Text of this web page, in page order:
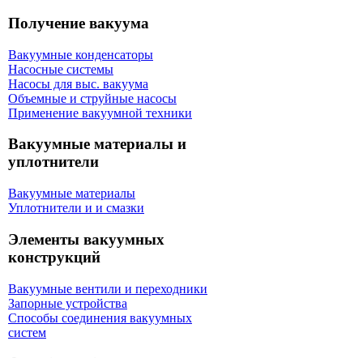
Получение вакуума
Вакуумные конденсаторы
Насосные системы
Насосы для выс. вакуума
Объемные и струйные насосы
Применение вакуумной техники
Вакуумные материалы и
уплотнители
Вакуумные материалы
Уплотнители и и смазки
Элементы вакуумных
конструкций
Вакуумные вентили и переходники
Запорные устройства
Способы соединения вакуумных
систем